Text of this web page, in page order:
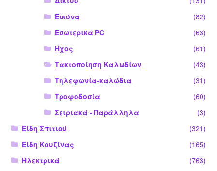
Εικόνα
(82)
Εσωτερικά PC
(63)
Ήχος
(61)
Τακτοποίηση Καλωδίων
(43)
Τηλεφωνία-καλώδια
(31)
Τροφοδοσία
(60)
Σειριακά - Παράλληλα
(3)
Είδη Σπιτιού
(321)
Είδη Κουζίνας
(165)
Ηλεκτρικά
(763)